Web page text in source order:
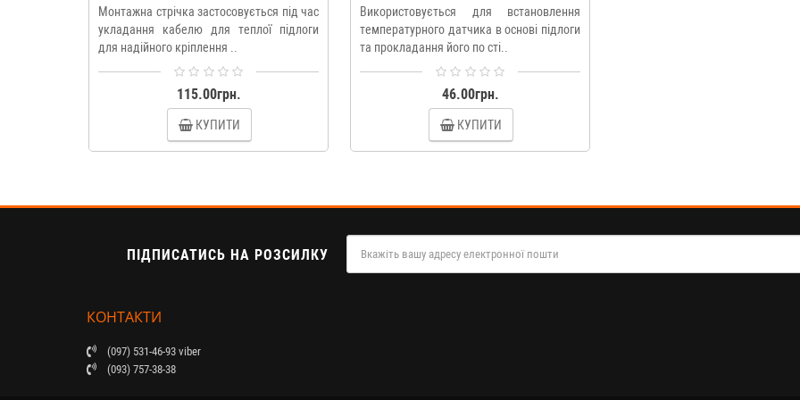
Монтажна стрічка застосовується під час
укладання кабелю для теплої підлоги
для надійного кріплення ..
115.00грн.
КУПИТИ
Використовується для встановлення
температурного датчика в основі підлоги
та прокладання його по сті..
46.00грн.
КУПИТИ
ПІДПИСАТИСЬ НА РОЗСИЛКУ
КОНТАКТИ
(097) 531-46-93 viber
(093) 757-38-38